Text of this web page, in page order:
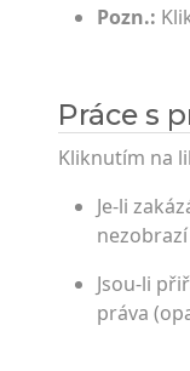
Pozn.:
Práce s
Kliknutím na
Je-li
Jsou-li
práva